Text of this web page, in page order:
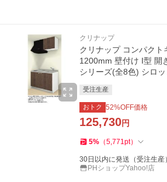
クリナップ
クリナップ コンパクト
1200mm 壁付け I型 開
シリーズ(全8色) シロ
受注生産
おトク 52%OFF価格
125,730円
5% （5,771pt）
30日以内に発送（受注生産
PHショップYahoo!店